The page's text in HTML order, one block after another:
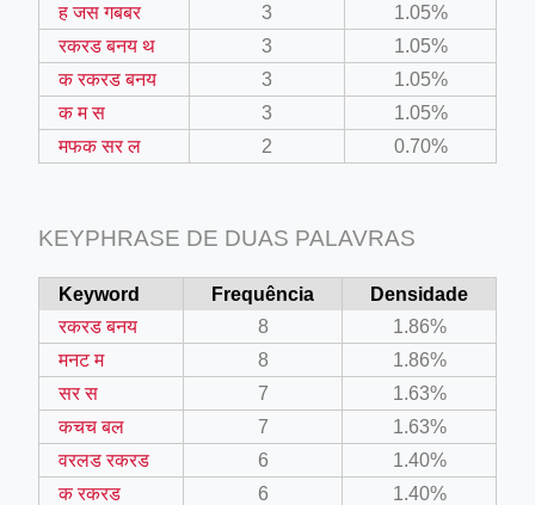
co-work?lat=37.49813&lng=127.0284&zoom=16
shredder-plant-equipment/scrap-shredder-fabrication
ह जस गबबर
3
1.05%
रकरड बनय थ
3
1.05%
क रकरड बनय
3
1.05%
क म स
3
1.05%
मफक सर ल
2 0.70%
KEYPHRASE DE DUAS PALAVRAS
Keyword Frequência
Densidade
रकरड बनय
8
1.86%
मनट म
8
1.86%
सर स
7
1.63%
कचच बल
7
1.63%
वरलड रकरड
6
1.40%
क रकरड
6
1.40%